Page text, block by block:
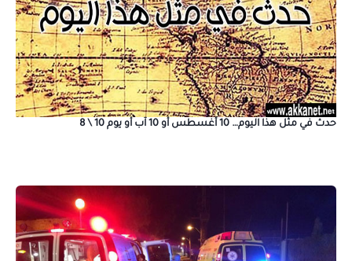
حدث في مثل هذا اليوم… 10 أغسطس أو 10 آب أو يوم 10 \ 8